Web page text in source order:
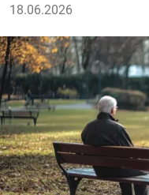
18.06.2026